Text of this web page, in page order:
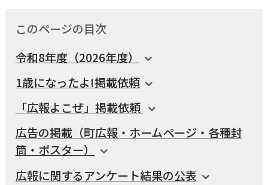
高齢者の方
引っ越し／移住・定住
各種申請書
小児科オンライン
よこハグ
横瀬町のこと
横瀬町役場
TEL 0494-25-0111（代表）
開庁時間：
（土曜、日曜、祝日、年末年始を覗く）
このページの目次
令和8年度（2026年度）
1歳になったよ!掲載依頼
「広報よこぜ」掲載依頼
広告の掲載（町広報・ホームページ・各種封
筒・ポスター）
広報に関するアンケート結果の公表